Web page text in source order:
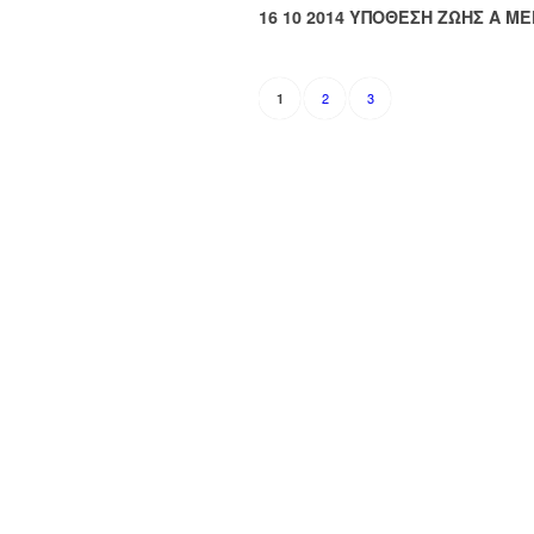
16 10 2014 ΥΠΟΘΕΣΗ ΖΩΗΣ Α
1 2 3